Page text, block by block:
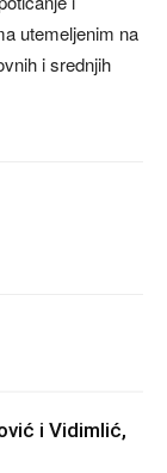
utemeljenim na
i srednjih
i Vidimlić,